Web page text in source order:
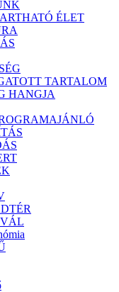
ÉLET
TARTALOM
HANGJA